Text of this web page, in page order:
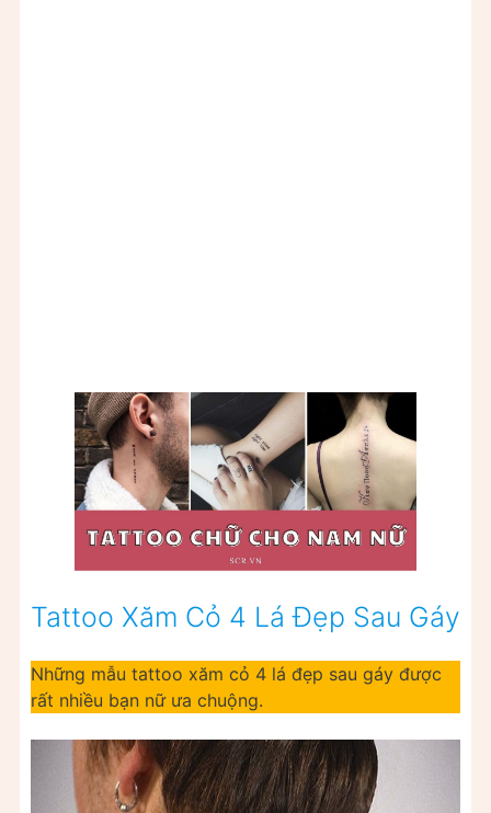
Tattoo Xăm Cỏ 4 Lá Đẹp Sau Gáy
Những mẫu tattoo xăm cỏ 4 lá đẹp sau gáy được
rất nhiều bạn nữ ưa chuộng.